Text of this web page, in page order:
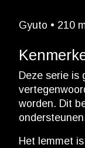
Gyuto • 210
Deze serie is
worden. Dit
Het lemmet